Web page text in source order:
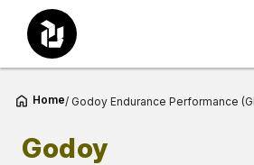
Home/ Godoy Endurance Performance
Godoy